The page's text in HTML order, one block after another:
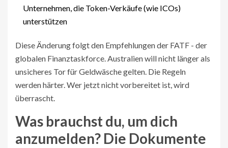
Unternehmen, die Token-Verkäufe (wie ICOs)
unterstützen
Diese Änderung folgt den Empfehlungen der FATF - der
globalen Finanztaskforce. Australien will nicht länger als
unsicheres Tor für Geldwäsche gelten. Die Regeln
werden härter. Wer jetzt nicht vorbereitet ist, wird
überrascht.
Was brauchst du, um dich
anzumelden? Die Dokumente